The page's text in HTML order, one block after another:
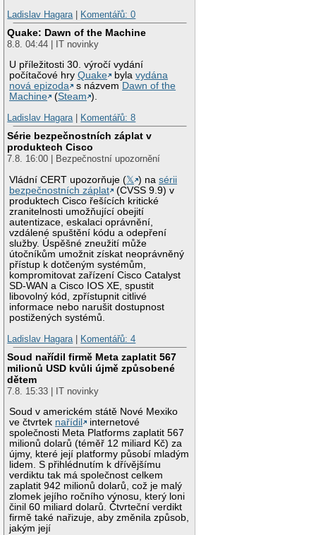
Ladislav Hagara
Komentářů: 0
Quake: Dawn of the Machine
8.8. 04:44 | IT novinky
U příležitosti 30. výročí vydání
počítačové hryQuake bylavydána
nová epizoda
s názvem Dawn of the
Machine
(Steam ).
Ladislav Hagara
Komentářů: 8
Série bezpečnostních záplat v
produktech Cisco
7.8. 16:00 | Bezpečnostní upozornění
Vládní CERT upozorňuje (𝕏 ) nasérii
bezpečnostních záplat
(CVSS 9.9) v
produktech Cisco řešících kritické
zranitelnosti umožňující obejití
autentizace, eskalaci oprávnění,
vzdálené spuštění kódu a odepření
služby. Úspěšné zneužití může
útočníkům umožnit získat neoprávněný
přístup k dotčeným systémům,
kompromitovat zařízení Cisco Catalyst
SD-WAN a Cisco IOS XE, spustit
libovolný kód, zpřístupnit citlivé
informace nebo narušit dostupnost
postižených systémů.
Ladislav Hagara
Komentářů: 4
Soud nařídil firmě Meta zaplatit 567
milionů USD kvůli újmě způsobené
dětem
7.8. 15:33 | IT novinky
Soud v americkém státě Nové Mexiko
ve čtvrtek nařídil
internetové
společnosti Meta Platforms zaplatit 567
milionů dolarů (téměř 12 miliard Kč) za
újmy, které její platformy působí mladým
lidem. S přihlédnutím k dřívějšímu
verdiktu tak má společnost celkem
zaplatit 942 milionů dolarů, což je malý
zlomek jejího ročního výnosu, který loni
činil 60 miliard dolarů. Čtvrteční verdikt
firmě také nařizuje, aby změnila způsob,
jakým její